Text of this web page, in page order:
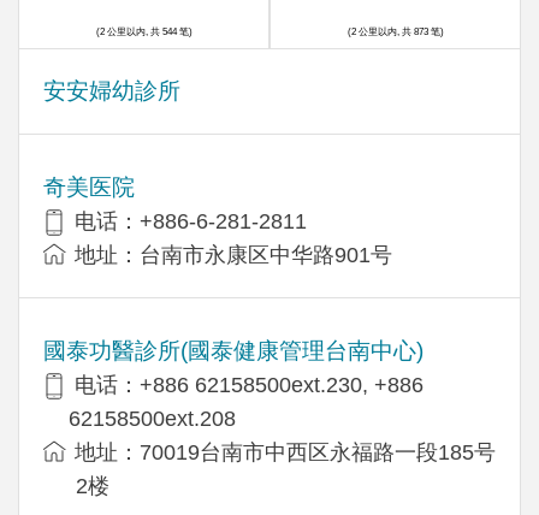
安安婦幼診所
奇美医院
电话：+886-6-281-2811
地址：台南市永康区中华路901号
國泰功醫診所(國泰健康管理台南中心)
电话：+886 62158500ext.230, +886
62158500ext.208
地址：70019台南市中西区永福路一段185号
2楼
(2 公里以内, 共 544 笔) (2 公里以内, 共 873 笔)